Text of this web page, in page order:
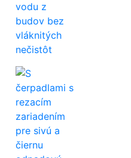
vodu z
budov bez
vláknitých
nečistôt